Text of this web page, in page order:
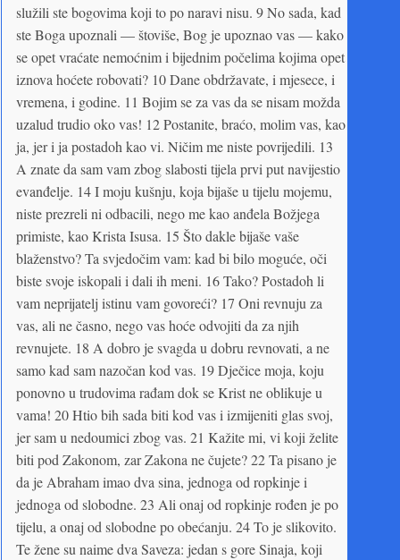
služili ste bogovima koji to po naravi nisu. 9 No sada, kad
ste Boga upoznali — štoviše, Bog je upoznao vas — kako
se opet vraćate nemoćnim i bijednim počelima kojima opet
iznova hoćete robovati? 10 Dane obdržavate, i mjesece, i
vremena, i godine. 11 Bojim se za vas da se nisam možda
uzalud trudio oko vas! 12 Postanite, braćo, molim vas, kao
ja, jer i ja postadoh kao vi. Ničim me niste povrijedili. 13
A znate da sam vam zbog slabosti tijela prvi put navijestio
evanđelje. 14 I moju kušnju, koja bijaše u tijelu mojemu,
niste prezreli ni odbacili, nego me kao anđela Božjega
primiste, kao Krista Isusa. 15 Što dakle bijaše vaše
blaženstvo? Ta svjedočim vam: kad bi bilo moguće, oči
biste svoje iskopali i dali ih meni. 16 Tako? Postadoh li
vam neprijatelj istinu vam govoreći? 17 Oni revnuju za
vas, ali ne časno, nego vas hoće odvojiti da za njih
revnujete. 18 A dobro je svagda u dobru revnovati, a ne
samo kad sam nazočan kod vas. 19 Dječice moja, koju
ponovno u trudovima rađam dok se Krist ne oblikuje u
vama! 20 Htio bih sada biti kod vas i izmijeniti glas svoj,
jer sam u nedoumici zbog vas. 21 Kažite mi, vi koji želite
biti pod Zakonom, zar Zakona ne čujete? 22 Ta pisano je
da je Abraham imao dva sina, jednoga od ropkinje i
jednoga od slobodne. 23 Ali onaj od ropkinje rođen je po
tijelu, a onaj od slobodne po obećanju. 24 To je slikovito.
Te žene su naime dva Saveza: jedan s gore Sinaja, koji